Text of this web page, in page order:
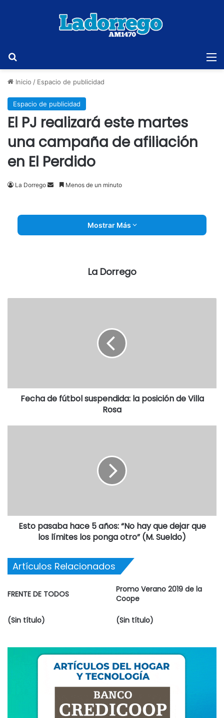
Inicio / Espacio de publicidad
Espacio de publicidad
El PJ realizará este martes
una campaña de afiliación
en El Perdido
La Dorrego
SendMenos de un minuto
Mostrar Más
La Dorrego
Fecha de fútbol suspendida: la posición de Villa
Rosa
Esto pasaba hace 5 años: “No hay que dejar que
los límites los ponga otro” (M. Sueldo)
Artículos Relacionados
FRENTE DE TODOS
Promo Verano 2019 de la
Coope
(Sin título) (Sin título)